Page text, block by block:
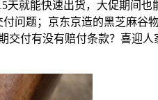
就能快速出货，大促期间也
问题；京东京造的黑芝麻谷
付有没有赔付条款？喜迎